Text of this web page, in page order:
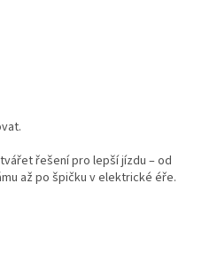
řešení pro lepší jízdu – od
až po špičku v elektrické éře.